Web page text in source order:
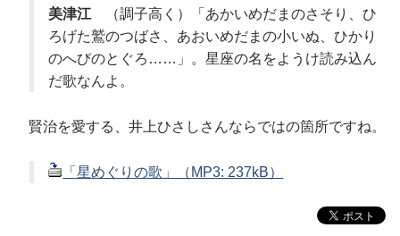
美津江 （調子高く）「あかいめだまのさそり、ひ
ろげた鷲のつばさ、あおいめだまの小いぬ、ひかり
のへびのとぐろ……」。星座の名をようけ読み込ん
だ歌なんよ。
賢治を愛する、井上ひさしさんならではの箇所ですね。
「星めぐりの歌」（MP3: 237kB）